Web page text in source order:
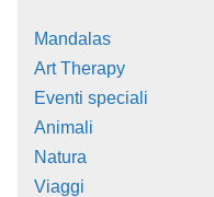
Mandalas
Art Therapy
Eventi speciali
Animali
Natura
Viaggi